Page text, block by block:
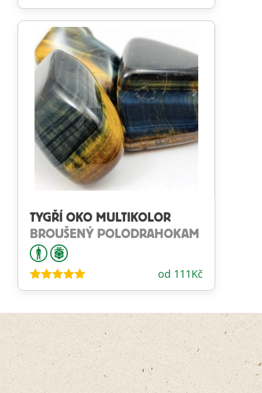
Hodnocení
TYGŘÍ OKO MULTIKOLOR
BROUŠENÝ POLODRAHOKAM
Hodnocení
od 111 Kč